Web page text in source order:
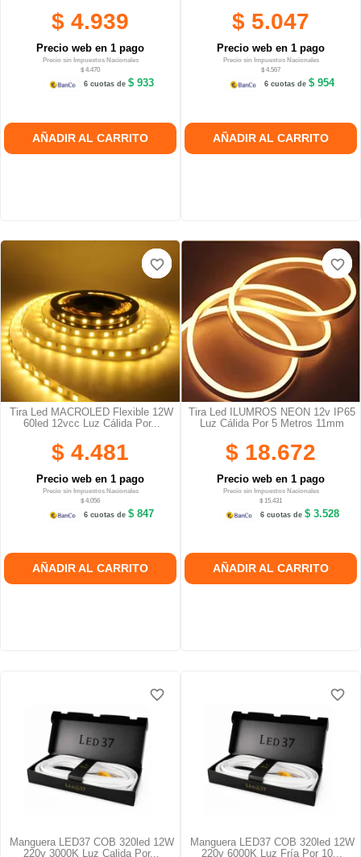
$ 4.939
Precio web en 1 pago
Precio sin Impuestos Nacionales
$ 4.470
6 cuotas de$ 933
AÑADIR AL CARRITO
$ 5.047
Precio web en 1 pago
Precio sin Impuestos Nacionales
$ 4.567
6 cuotas de$ 954
AÑADIR AL CARRITO
Tira Led MACROLED Flexible 12W
60led 12vcc Luz Cálida Por...
$ 4.481
Precio web en 1 pago
Precio sin Impuestos Nacionales
$ 4.056
6 cuotas de$ 847
AÑADIR AL CARRITO
favorite_border
favorite_border
favorite_border
Tira Led ILUMROS NEON 12v IP65
Luz Cálida Por 5 Metros 11mm
$ 18.672
Precio web en 1 pago
Precio sin Impuestos Nacionales
$ 15.431
6 cuotas de $ 3.528
AÑADIR AL CARRITO
favorite_border
favorite_border
favorite_border
Manguera LED37 COB 320led 12W
220v 3000K Luz Calida Por...
favorite_border
favorite_border
favorite_border
Manguera LED37 COB 320led 12W
220v 6000K Luz Fría Por 10...
favorite_border
favorite_border
favorite_border